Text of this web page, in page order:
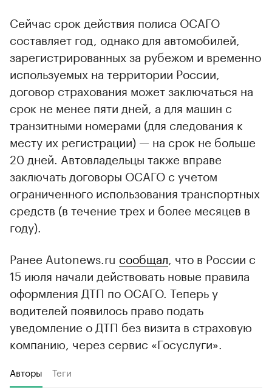
Сейчас срок действия полиса ОСАГО
составляет год, однако для автомобилей,
зарегистрированных за рубежом и временно
используемых на территории России,
договор страхования может заключаться на
срок не менее пяти дней, а для машин с
транзитными номерами (для следования к
месту их регистрации) — на срок не больше
20 дней. Автовладельцы также вправе
заключать договоры ОСАГО с учетом
ограниченного использования транспортных
средств (в течение трех и более месяцев в
году).
Ранее Autonews.ru сообщал , что в России с
15 июля начали действовать новые правила
оформления ДТП по ОСАГО. Теперь у
водителей появилось право подать
уведомление о ДТП без визита в страховую
компанию, через сервис «Госуслуги».
Авторы Теги